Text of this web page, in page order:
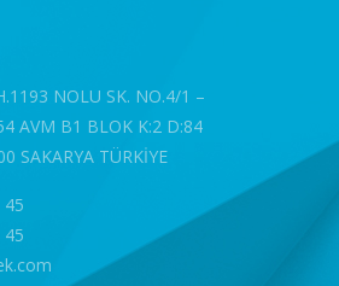
NOLU SK. NO.4/1 –
AVM B1 BLOK K:2 D:84
SAKARYA TÜRKİYE
45
45